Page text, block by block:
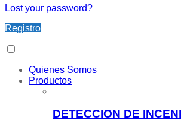
Lost your password?
Registro
Quienes Somos
Productos
DETECCION DE